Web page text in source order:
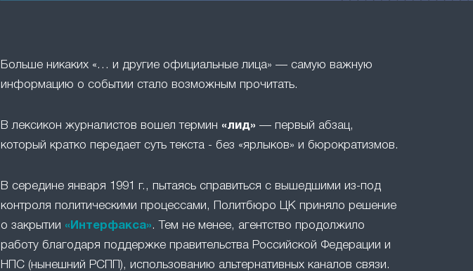
Больше никаких «… и другие официальные лица» — самую важную
информацию о событии стало возможным прочитать.
В лексикон журналистов вошел термин «лид» — первый абзац,
который кратко передает суть текста - без «ярлыков» и бюрократизмов.
В середине января 1991 г., пытаясь справиться с вышедшими из-под
контроля политическими процессами, Политбюро ЦК приняло решение
о закрытии «Интерфакса». Тем не менее, агентство продолжило
работу благодаря поддержке правительства Российской Федерации и
НПС (нынешний РСПП), использованию альтернативных каналов связи.